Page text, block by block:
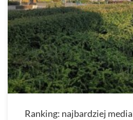
Ranking: najbardziej